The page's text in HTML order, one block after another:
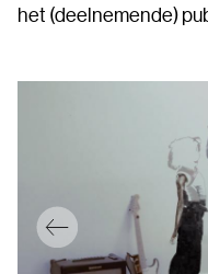
het (deelnemende)